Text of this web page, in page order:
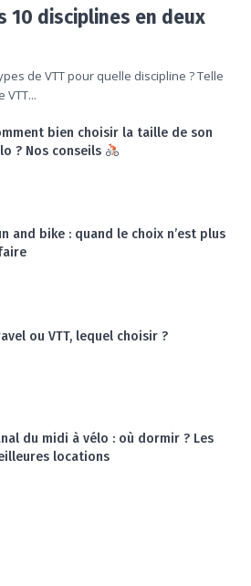
10 disciplines en deux
de VTT pour quelle discipline ? Telle
VTT...
bien choisir la taille de son
? Nos conseils
and bike : quand le choix n’est plus
ou VTT, lequel choisir ?
du midi à vélo : où dormir ? Les
locations